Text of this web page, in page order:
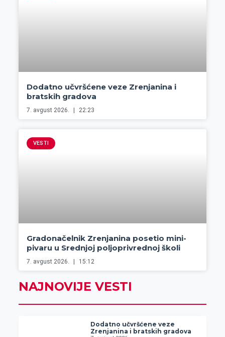
Dodatno učvršćene veze Zrenjanina i
bratskih gradova
7. avgust 2026. 22:23
VESTI
Gradonačelnik Zrenjanina posetio mini-
pivaru u Srednjoj poljoprivrednoj školi
7. avgust 2026. 15:12
NAJNOVIJE VESTI
Dodatno učvršćene veze
Zrenjanina i bratskih gradova